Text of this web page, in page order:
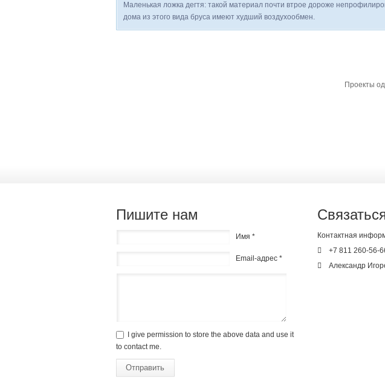
Маленькая ложка дегтя: такой материал почти втрое дороже
дома из этого вида бруса имеют худший воздухообмен.
Проекты
Пишите нам
Имя *
Email-адрес *
I give permission to store the above data and use it
to contact me.
Отправить
Контактная
+7 811 260-56-
Александр